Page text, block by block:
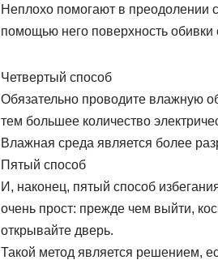
Неплохо помогают в преодолении
помощью него поверхность обивки
Четвертый способ
Обязательно проводите влажную
тем большее количество
Влажная среда является более
Пятый способ
И, наконец, пятый способ
очень прост: прежде чем выйти,
открывайте дверь.
Такой метод является решением,